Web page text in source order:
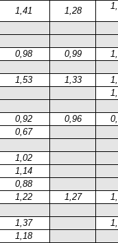
1,41 1,28
0,98 0,99
1,53 1,33
0,92 0,96
0,67
1,02
1,14
0,88
1,22 1,27
1,37
1,18